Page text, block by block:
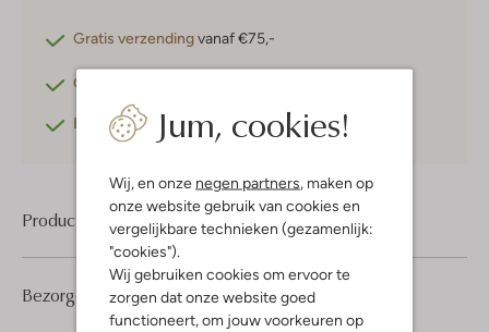
Jum, cookies!
Wij, en onze negen partners , maken op
onze website gebruik van cookies en
vergelijkbare technieken (gezamenlijk:
"cookies").
Wij gebruiken cookies om ervoor te
zorgen dat onze website goed
functioneert, om jouw voorkeuren op
Gratis verzendingvanaf €75,-
Gratis retourneren
Betaal achteraf met Klarna
Product informatie
Bezorgen & retourneren